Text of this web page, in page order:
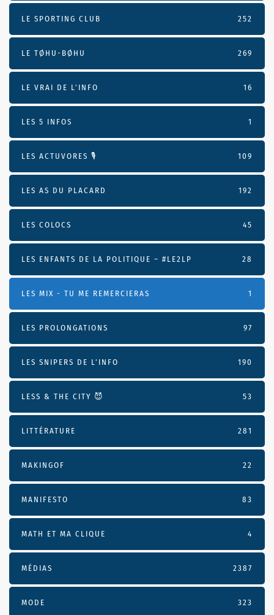
LE SPORTING CLUB 252
LE TØHU-BØHU 269
LE VRAI DE L’INFO 16
LES 5 INFOS 1
LES ACTUVORES 🎙 109
LES AS DU PLACARD 192
LES COLOCS 45
LES ENFANTS DE LA POLITIQUE – #LE2LP 28
LES MIX - TU ME REMERCIERAS 1
LES PROLONGATIONS 97
LES SNIPERS DE L’INFO 190
LESS & THE CITY 😈 53
LITTÉRATURE 281
MAKINGOF 22
MANIFESTO 83
MATH ET MA CLIQUE 4
MÉDIAS 2387
MODE 323